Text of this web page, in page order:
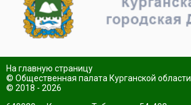
На главную страницу
© Общественная палата Курганской области
© 2018 - 2026